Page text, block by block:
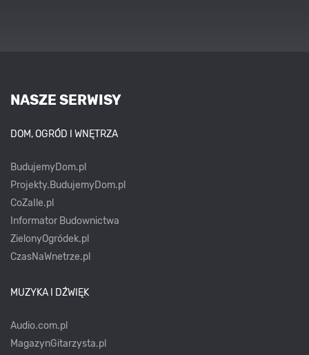
NASZE SERWISY
DOM, OGRÓD I WNĘTRZA
BudujemyDom.pl
Projekty.BudujemyDom.pl
CoZaIle.pl
Informator Budownictwa
ZielonyOgródek.pl
CzasNaWnetrze.pl
MUZYKA I DŹWIĘK
Audio.com.pl
MagazynGitarzysta.pl